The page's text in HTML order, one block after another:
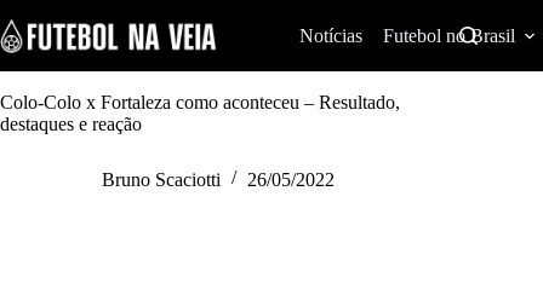
k
i
p
t
o
Notícias Futebol no Brasil
Colo-Colo x Fortaleza como aconteceu – Resultado,
destaques e reação
Bruno Scaciotti 26/05/2022